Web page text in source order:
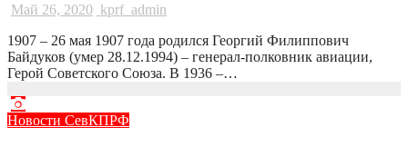
Май 26, 2020 kprf_admin
1907 – 26 мая 1907 года родился Георгий Филиппович
Байдуков (умер 28.12.1994) – генерал-полковник авиации,
Герой Советского Союза. В 1936 –…
Новости СевКПРФ